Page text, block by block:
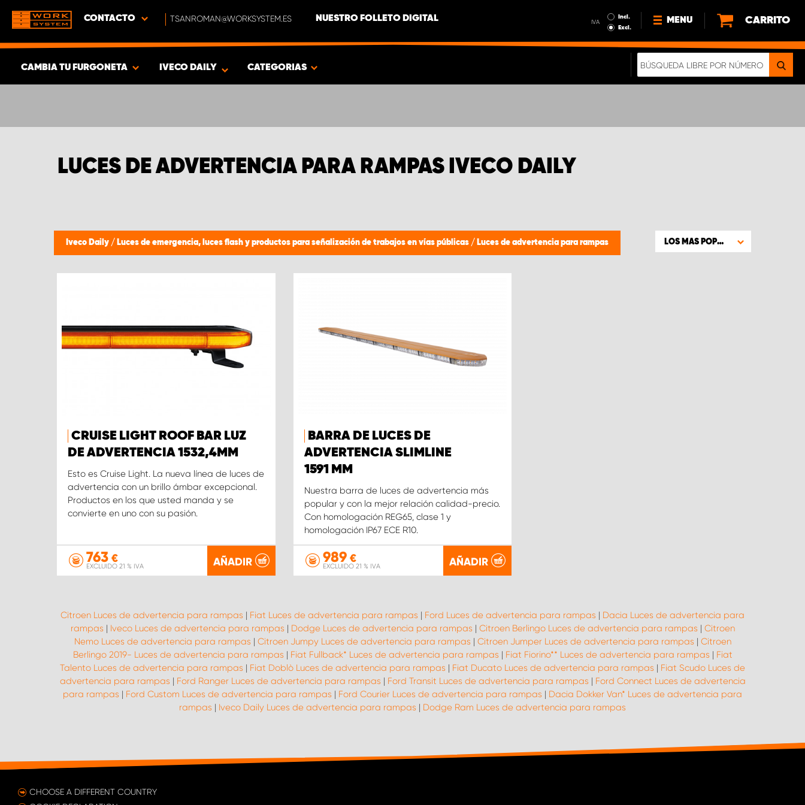
CONTACTO TSANROMAN@WORKSYSTEM.ES NUESTRO FOLLETO DIGITAL IVA
Incl.
Excl.
MENU
NOTICIAS
CARRITO
CAMBIA TU FURGONETA
PRODUCTOS
IVECO DAILY CATEGORIAS
LUCES DE ADVERTENCIA PARA RAMPAS IVECO DAILY
Iveco Daily / Luces de emergencia, luces flash y productos para señalización de trabajos en vías públicas / Luces de advertencia para rampas LOS MAS POPULARES
CRUISE LIGHT ROOF BAR LUZ
DE ADVERTENCIA 1532,4MM
Esto es Cruise Light. La nueva línea de luces de
advertencia con un brillo ámbar excepcional.
Productos en los que usted manda y se
convierte en uno con su pasión.
763 €
EXCLUIDO 21 % IVA AÑADIR
BARRA DE LUCES DE
ADVERTENCIA SLIMLINE
1591 MM
Nuestra barra de luces de advertencia más
popular y con la mejor relación calidad-precio.
Con homologación REG65, clase 1 y
homologación IP67 ECE R10.
989€
EXCLUIDO 21 % IVA AÑADIR
Citroen Luces de advertencia para rampas | Fiat Luces de advertencia para rampas | Ford Luces de advertencia para rampas | Dacia Luces de advertencia para
rampas | Iveco Luces de advertencia para rampas | Dodge Luces de advertencia para rampas | Citroen Berlingo Luces de advertencia para rampas | Citroen
Nemo Luces de advertencia para rampas | Citroen Jumpy Luces de advertencia para rampas | Citroen Jumper Luces de advertencia para rampas | Citroen
Berlingo 2019- Luces de advertencia para rampas | Fiat Fullback* Luces de advertencia para rampas | Fiat Fiorino** Luces de advertencia para rampas | Fiat
Talento Luces de advertencia para rampas | Fiat Doblò Luces de advertencia para rampas | Fiat Ducato Luces de advertencia para rampas | Fiat Scudo Luces de
advertencia para rampas | Ford Ranger Luces de advertencia para rampas | Ford Transit Luces de advertencia para rampas | Ford Connect Luces de advertencia
para rampas | Ford Custom Luces de advertencia para rampas | Ford Courier Luces de advertencia para rampas | Dacia Dokker Van* Luces de advertencia para
rampas | Iveco Daily Luces de advertencia para rampas | Dodge Ram Luces de advertencia para rampas
CHOOSE A DIFFERENT COUNTRY